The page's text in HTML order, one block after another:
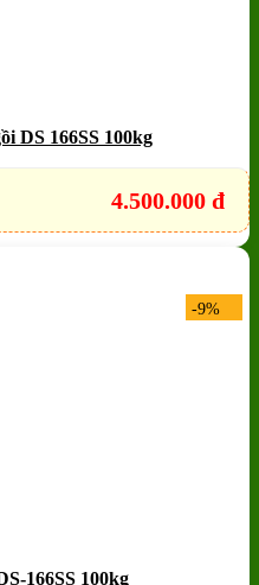
DS 166SS 100kg
4.500.000 đ
-9%
166SS 100kg